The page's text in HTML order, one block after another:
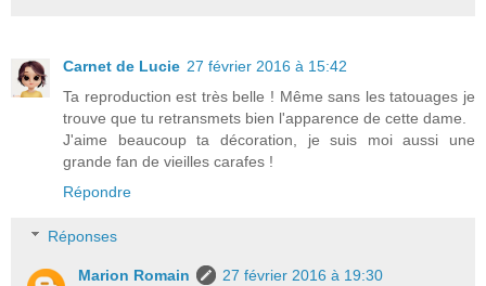
Carnet de Lucie 27 février 2016 à 15:42
Ta reproduction est très belle ! Même sans les tatouages je
trouve que tu retransmets bien l'apparence de cette dame.
J'aime beaucoup ta décoration, je suis moi aussi une
grande fan de vieilles carafes !
Répondre
Réponses
Marion Romain
27 février 2016 à 19:30